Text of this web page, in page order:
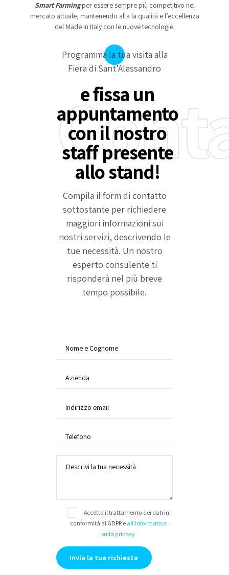
Smart Farmingper essere sempre più competitivo nel
mercato attuale, mantenendo alta la qualità e l’eccellenza
del Made in Italy con le nuove tecnologie.
Programma la tua visita alla
Fiera di Sant’Alessandro
e fissa un
appuntamento
con il nostro
staff presente
allo stand!
Compila il form di contatto
sottostante per richiedere
maggiori informazioni sui
nostri servizi, descrivendo le
tue necessità. Un nostro
esperto consulente ti
risponderà nel più breve
tempo possibile.
Accetto il trattamento dei dati in
conformità al GDPR e all'informativa
sulla privacy